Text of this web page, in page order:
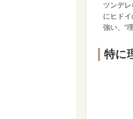
ツンデ
にヒド
強い、“
特に